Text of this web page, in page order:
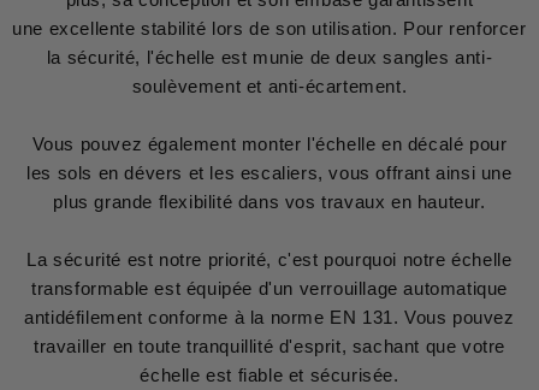
une excellente stabilité lors de son utilisation. Pour renforcer
la sécurité, l'échelle est munie de deux sangles anti-
soulèvement et anti-écartement.
Vous pouvez également monter l'échelle en décalé pour
les sols en dévers et les escaliers, vous offrant ainsi une
plus grande flexibilité dans vos travaux en hauteur.
La sécurité est notre priorité, c'est pourquoi notre échelle
transformable est équipée d'un verrouillage automatique
antidéfilement conforme à la norme EN 131. Vous pouvez
travailler en toute tranquillité d'esprit, sachant que votre
échelle est fiable et sécurisée.